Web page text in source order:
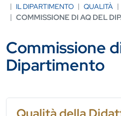
IL DIPARTIMENTO
QUALITÀ
COMMISSIONE DI AQ DEL
Commissione
Dipartimento